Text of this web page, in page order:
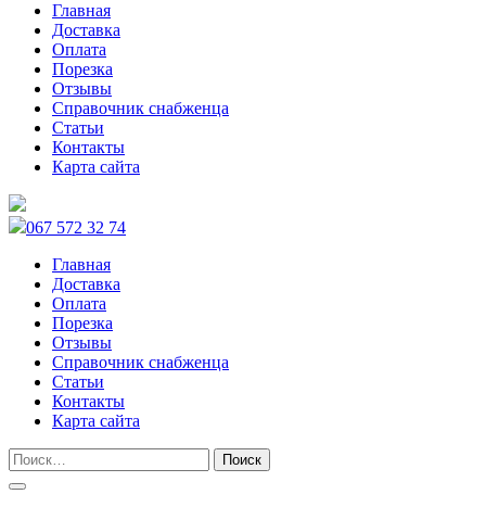
Главная
Доставка
Оплата
Порезка
Отзывы
Справочник снабженца
Статьи
Контакты
Карта сайта
067 572 32 74
Главная
Доставка
Оплата
Порезка
Отзывы
Справочник снабженца
Статьи
Контакты
Карта сайта